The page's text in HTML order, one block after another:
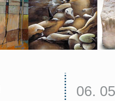
06.